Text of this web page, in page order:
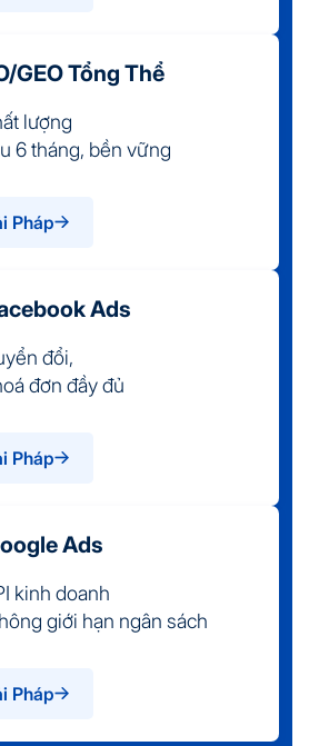
GEO Tổng Thể
lượng
6 tháng, bền vững
Pháp
Ads
đổi,
đơn đầy đủ
Pháp
Ads
kinh doanh
giới hạn ngân sách
Pháp